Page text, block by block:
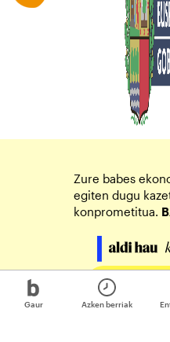
Gaur Azken berriak
Zure babes
egiten dugu
konprometitua.
Egin